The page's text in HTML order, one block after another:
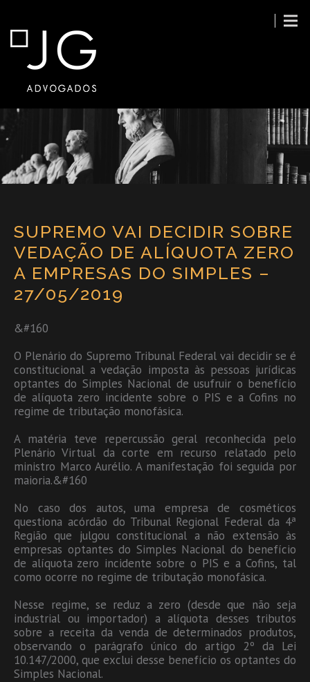
SUPREMO VAI DECIDIR SOBRE
VEDAÇÃO DE ALÍQUOTA ZERO
A EMPRESAS DO SIMPLES –
27/05/2019
&#160
O Plenário do Supremo Tribunal Federal vai decidir se é
constitucional a vedação imposta às pessoas jurídicas
optantes do Simples Nacional de usufruir o benefício
de alíquota zero incidente sobre o PIS e a Cofins no
regime de tributação monofásica.
A matéria teve repercussão geral reconhecida pelo
Plenário Virtual da corte em recurso relatado pelo
ministro Marco Aurélio. A manifestação foi seguida por
maioria.&#160
No caso dos autos, uma empresa de cosméticos
questiona acórdão do Tribunal Regional Federal da 4ª
Região que julgou constitucional a não extensão às
empresas optantes do Simples Nacional do benefício
de alíquota zero incidente sobre o PIS e a Cofins, tal
como ocorre no regime de tributação monofásica.
Nesse regime, se reduz a zero (desde que não seja
industrial ou importador) a alíquota desses tributos
sobre a receita da venda de determinados produtos,
observando o parágrafo único do artigo 2º da Lei
10.147/2000, que exclui desse benefício os optantes do
Simples Nacional.